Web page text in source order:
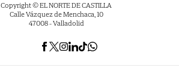
Copyright © EL NORTE DE CASTILLA
Calle Vázquez de Menchaca, 10
47008 - Valladolid